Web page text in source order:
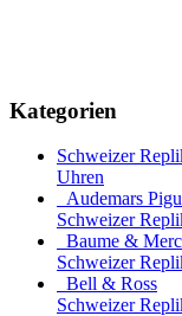
Kategorien
Schweizer
Uhren
Audemars
Schweizer
Baume &
Schweizer
Bell & Ross
Schweizer